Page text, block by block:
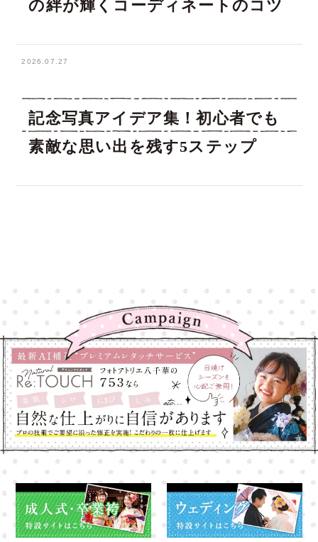
の絆が輝くコーディネートのコツ
2026.07.27
記念写真アイデア集！初心者でも
素敵な思い出を残す5ステップ